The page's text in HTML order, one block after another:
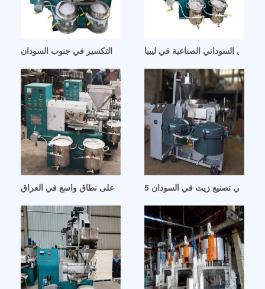
مطاحن زيت الفول السوداني – معدات التكسير في جنوب السودان
السوداني الصناعية في ليبيا
معدات معالجة زيت الفول السوداني على نطاق واسع في العراق